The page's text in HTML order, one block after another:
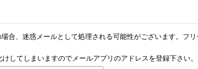
合、迷惑メールとして処理される可能性がございます。フ
してしまいますのでメールアプリのアドレスを登録下さい。